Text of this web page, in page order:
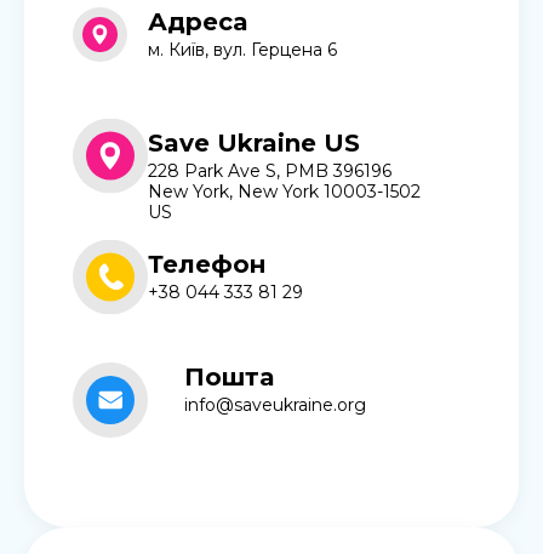
Адреса
м. Київ, вул. Герцена 6
Save Ukraine US
228 Park Ave S, PMB 396196
New York, New York 10003-1502
US
Телефон
+38 044 333 81 29
Пошта
info@saveukraine.org